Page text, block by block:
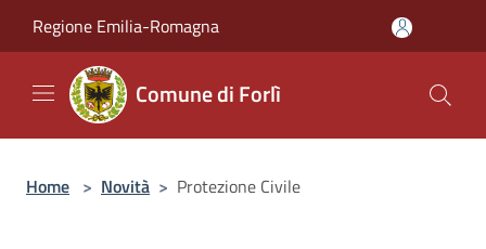
Regione Emilia-Romagna
Comune di Forlì
Home > Novità > Protezione Civile